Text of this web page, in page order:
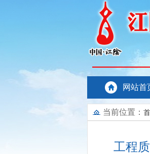
网站首
当前位置：
工程